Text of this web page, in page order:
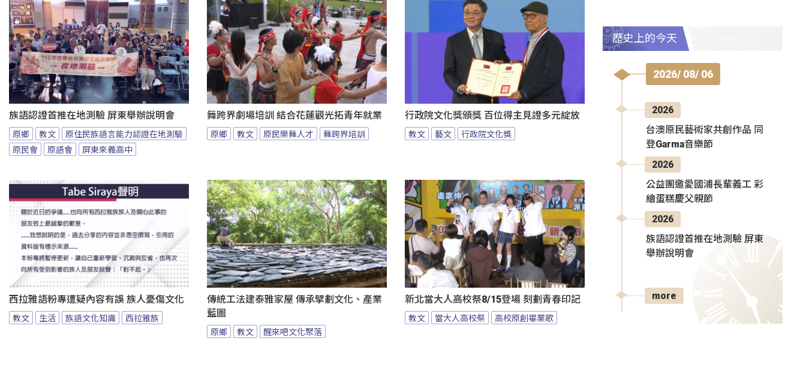
族語認證首推在地測驗 屏東舉辦說明會
原鄉 教文
原住民族語言能力認證在地測驗
原民會
原語會 屏東來義高中
舞跨界劇場培訓 結合花蓮觀光拓青年就業
原鄉 教文 原民樂舞人才 舞跨界培訓
行政院文化獎頒獎 百位得主見證多元綻放
教文 藝文 行政院文化獎
西拉雅語粉專遭疑內容有誤 族人憂傷文化
教文 生活 族語文化知識 西拉雅族
傳統工法建泰雅家屋 傳承擘劃文化、產業
藍圖
原鄉 教文 醒來吧文化聚落
新北當大人高校祭8/15登場 刻劃青春印記
教文 當大人高校祭 高校原創畢業歌
歷史上的今天
2026/ 08/ 06
2026
台澳原民藝術家共創作品 同
登Garma音樂節
2026
公益團邀愛國浦長輩義工 彩
繪蛋糕慶父親節
2026
族語認證首推在地測驗 屏東
舉辦說明會
more